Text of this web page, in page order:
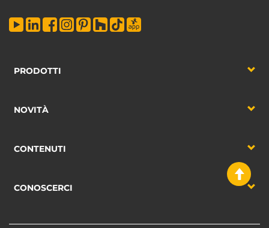
PRODOTTI
NOVITÀ
CONTENUTI
CONOSCERCI